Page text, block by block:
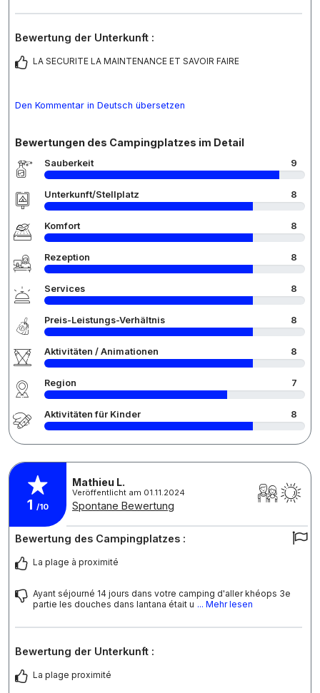
Bewertung der Unterkunft :
LA SECURITE LA MAINTENANCE ET SAVOIR FAIRE
Den Kommentar in Deutsch übersetzen
Bewertungen des Campingplatzes im Detail
Sauberkeit 9
Unterkunft/Stellplatz 8
Komfort 8
Rezeption 8
Services 8
Preis-Leistungs-Verhältnis 8
Aktivitäten / Animationen 8
Region 7
Aktivitäten für Kinder 8
1 /10
Mathieu L.
Veröffentlicht am 01.11.2024
Spontane Bewertung
Bewertung des Campingplatzes :
La plage à proximité
Ayant séjourné 14 jours dans votre camping d'aller khéops 3e
partie les douches dans lantana était u ... Mehr lesen
Bewertung der Unterkunft :
La plage proximité